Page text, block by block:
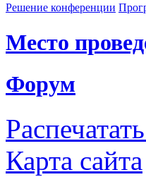
Решение конференции
Место
Форум
Карта сайта